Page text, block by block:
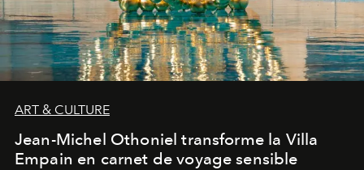
ART & CULTURE
Jean-Michel Othoniel transforme la Villa
Empain en carnet de voyage sensible